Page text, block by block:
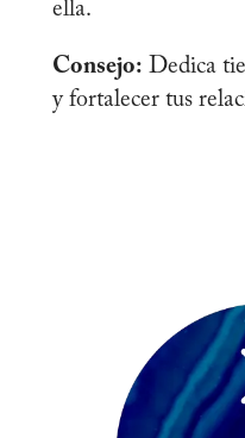
ella.
Consejo: Dedica
y fortalecer tus